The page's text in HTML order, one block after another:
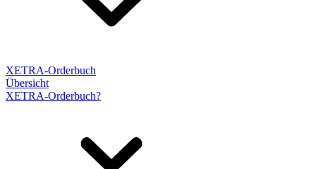
XETRA-Orderbuch
Übersicht
XETRA-Orderbuch?